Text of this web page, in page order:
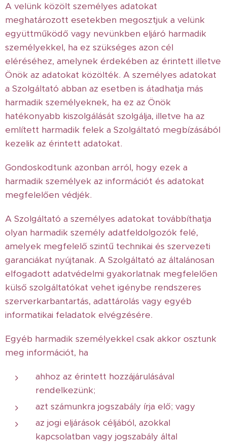
A velünk közölt személyes adatokat
meghatározott esetekben megosztjuk a velünk
együttműködő vagy nevünkben eljáró harmadik
személyekkel, ha ez szükséges azon cél
eléréséhez, amelynek érdekében az érintett illetve
Önök az adatokat közölték. A személyes adatokat
a Szolgáltató abban az esetben is átadhatja más
harmadik személyeknek, ha ez az Önök
hatékonyabb kiszolgálását szolgálja, illetve ha az
említett harmadik felek a Szolgáltató megbízásából
kezelik az érintett adatokat.
Gondoskodtunk azonban arról, hogy ezek a
harmadik személyek az információt és adatokat
megfelelően védjék.
A Szolgáltató a személyes adatokat továbbíthatja
olyan harmadik személy adatfeldolgozók felé,
amelyek megfelelő szintű technikai és szervezeti
garanciákat nyújtanak. A Szolgáltató az általánosan
elfogadott adatvédelmi gyakorlatnak megfelelően
külső szolgáltatókat vehet igénybe rendszeres
szerverkarbantartás, adattárolás vagy egyéb
informatikai feladatok elvégzésére.
Egyéb harmadik személyekkel csak akkor osztunk
meg információt, ha
ahhoz az érintett hozzájárulásával
rendelkezünk;
azt számunkra jogszabály írja elő; vagy
az jogi eljárások céljából, azokkal
kapcsolatban vagy jogszabály által